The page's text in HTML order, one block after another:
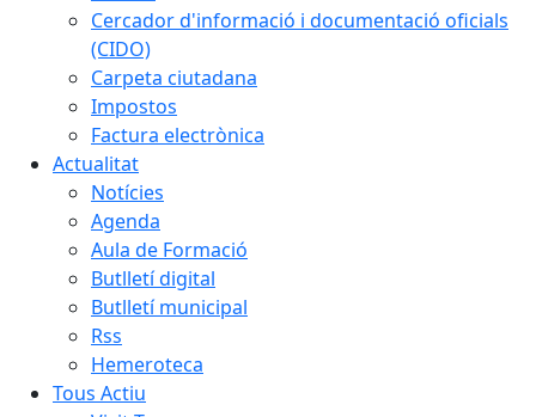
Cercador d'informació i documentació oficials
(CIDO)
Carpeta ciutadana
Impostos
Factura electrònica
Actualitat
Notícies
Agenda
Aula de Formació
Butlletí digital
Butlletí municipal
Rss
Hemeroteca
Tous Actiu